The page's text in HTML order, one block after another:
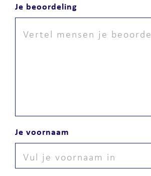
Je beoordeling
Je voornaam